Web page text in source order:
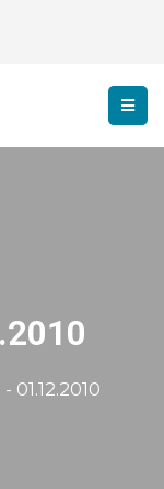
01.12.2010